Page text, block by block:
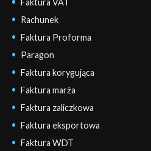
Faktura VAT
Rachunek
Faktura Proforma
Paragon
Faktura korygująca
Faktura marża
Faktura zaliczkowa
Faktura eksportowa
Faktura WDT